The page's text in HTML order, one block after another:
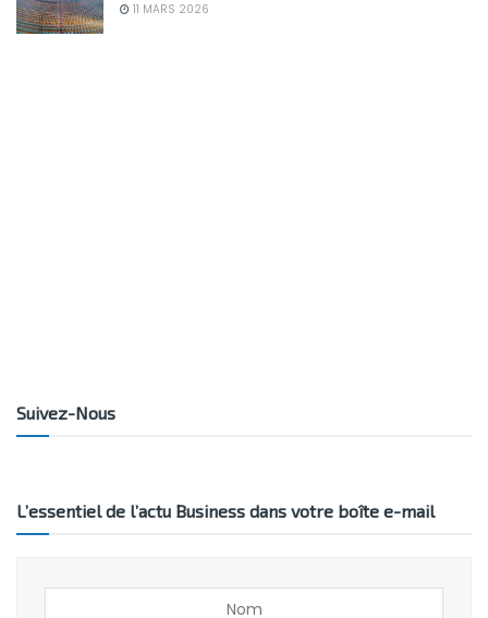
11 MARS 2026
Suivez-Nous
L’essentiel de l’actu Business dans votre boîte e-mail